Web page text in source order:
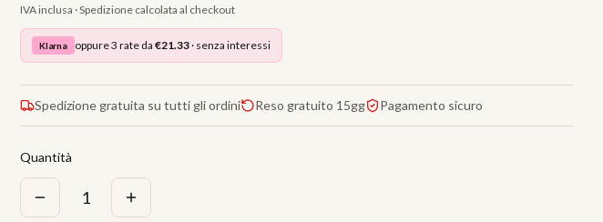
IVA inclusa · Spedizione calcolata al checkout
Klarna oppure 3 rate da €21.33· senza interessi
Spedizione gratuita su tutti gli ordini Reso gratuito 15gg Pagamento sicuro
Quantità
1